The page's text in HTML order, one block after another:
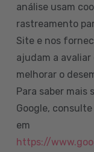
análise usam
rastreamento
Site e nos
ajudam a
melhorar o
Para saber mais
Google,
em
https://